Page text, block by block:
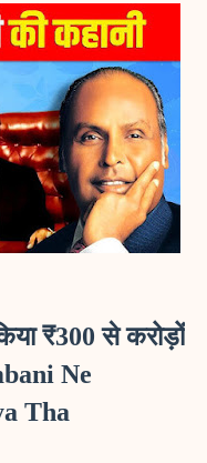
₹300 से करोड़ों
Ne
Tha